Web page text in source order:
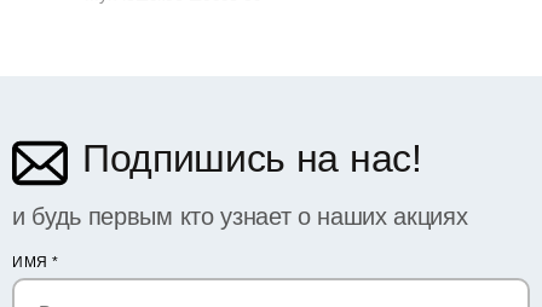
Подпишись на нас!
и будь первым кто узнает о наших акциях
ИМЯ *